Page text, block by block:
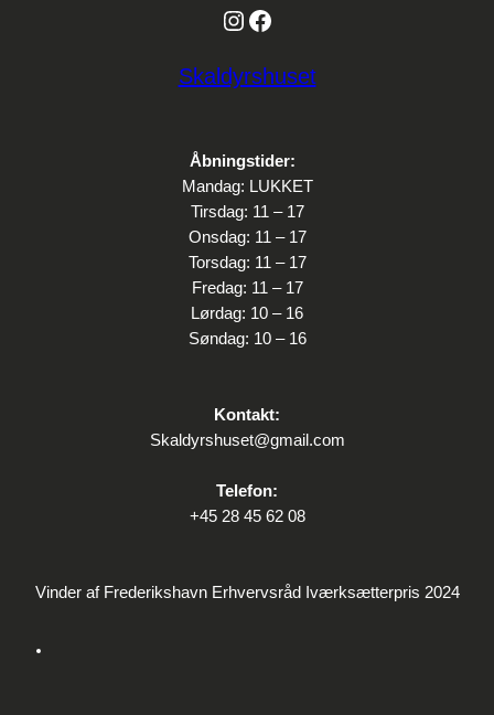
Instagram
Facebook
Skaldyrshuset
Åbningstider:
Mandag: LUKKET
Tirsdag: 11 – 17
Onsdag: 11 – 17
Torsdag: 11 – 17
Fredag: 11 – 17
Lørdag: 10 – 16
Søndag: 10 – 16
Kontakt:
Skaldyrshuset@gmail.com
Telefon:
+45 28 45 62 08
Vinder af Frederikshavn Erhvervsråd Iværksætterpris 2024